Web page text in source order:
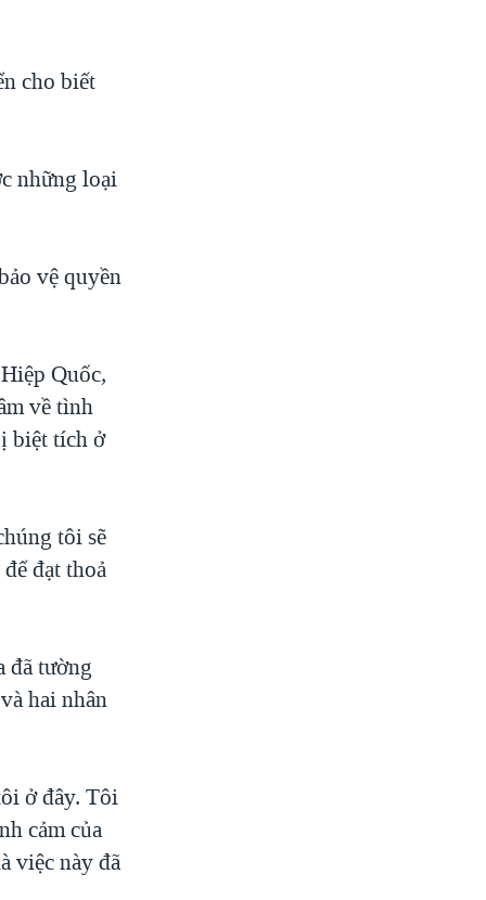
cho biết
những loại
vệ quyền
Quốc,
về tình
biệt tích ở
tôi sẽ
đạt thoả
đã tường
hai nhân
ở đây. Tôi
cảm của
việc này đã